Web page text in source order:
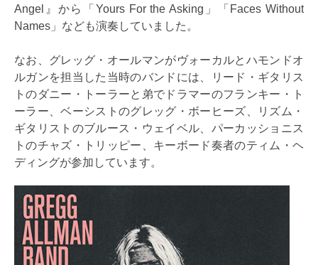
Angel』から「Yours For the Asking」「Faces Without
Names」なども演奏していました。
なお、グレッグ・オールマンがヴォーカルとハモンドオ
ルガンを担当した当時のバンドには、リード・ギタリス
トのダニー・トーラーと弟でドラマーのフランキー・ト
ーラー、ベーシストのグレッグ・ボーヒーズ、リズム・
ギタリストのブルース・ウェイベル、パーカッショニス
トのチャズ・トリッピー、キーボード奏者のティム・ヘ
ディングが参加しています。